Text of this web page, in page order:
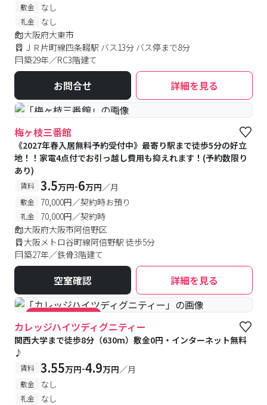
敷金 なし
礼金
なし
大阪府大東市
ＪＲ片町線四条畷駅 バス13分 バス停まで8分
築29年／RC3階建て
お問合せ 詳細を見る
#予約受付中 #空室待ち
梅ヶ枝三番館
《2027年春入居無料予約受付中》最寄り駅まで徒歩5分の好立
地！！家電4点付でお引っ越し費用も抑えれます！(予約数限り
あり)
賃料 3.5万円-6万円／月
敷金 70,000円／契約時お預り
礼金
70,000円／契約時
大阪府大阪市阿倍野区
大阪メトロ谷町線阿倍野駅 徒歩5分
築27年／鉄骨3階建て
空室確認 詳細を見る
#キャンペーン実施中
カレッジハイツディグニティー
関西大学まで徒歩8分（630m）敷金0円・インターネット無料
♪
賃料 3.55万円-4.9万円／月
敷金 なし
礼金
なし